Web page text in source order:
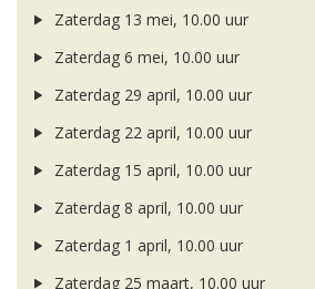
Zaterdag 13 mei, 10.00 uur
Zaterdag 6 mei, 10.00 uur
Zaterdag 29 april, 10.00 uur
Zaterdag 22 april, 10.00 uur
Zaterdag 15 april, 10.00 uur
Zaterdag 8 april, 10.00 uur
Zaterdag 1 april, 10.00 uur
Zaterdag 25 maart, 10.00 uur